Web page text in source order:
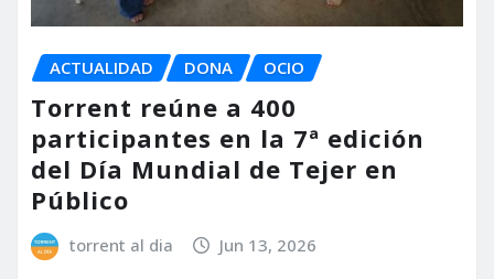
ACTUALIDAD DONA OCIO
Torrent reúne a 400
participantes en la 7ª edición
del Día Mundial de Tejer en
Público
torrent al dia Jun 13, 2026